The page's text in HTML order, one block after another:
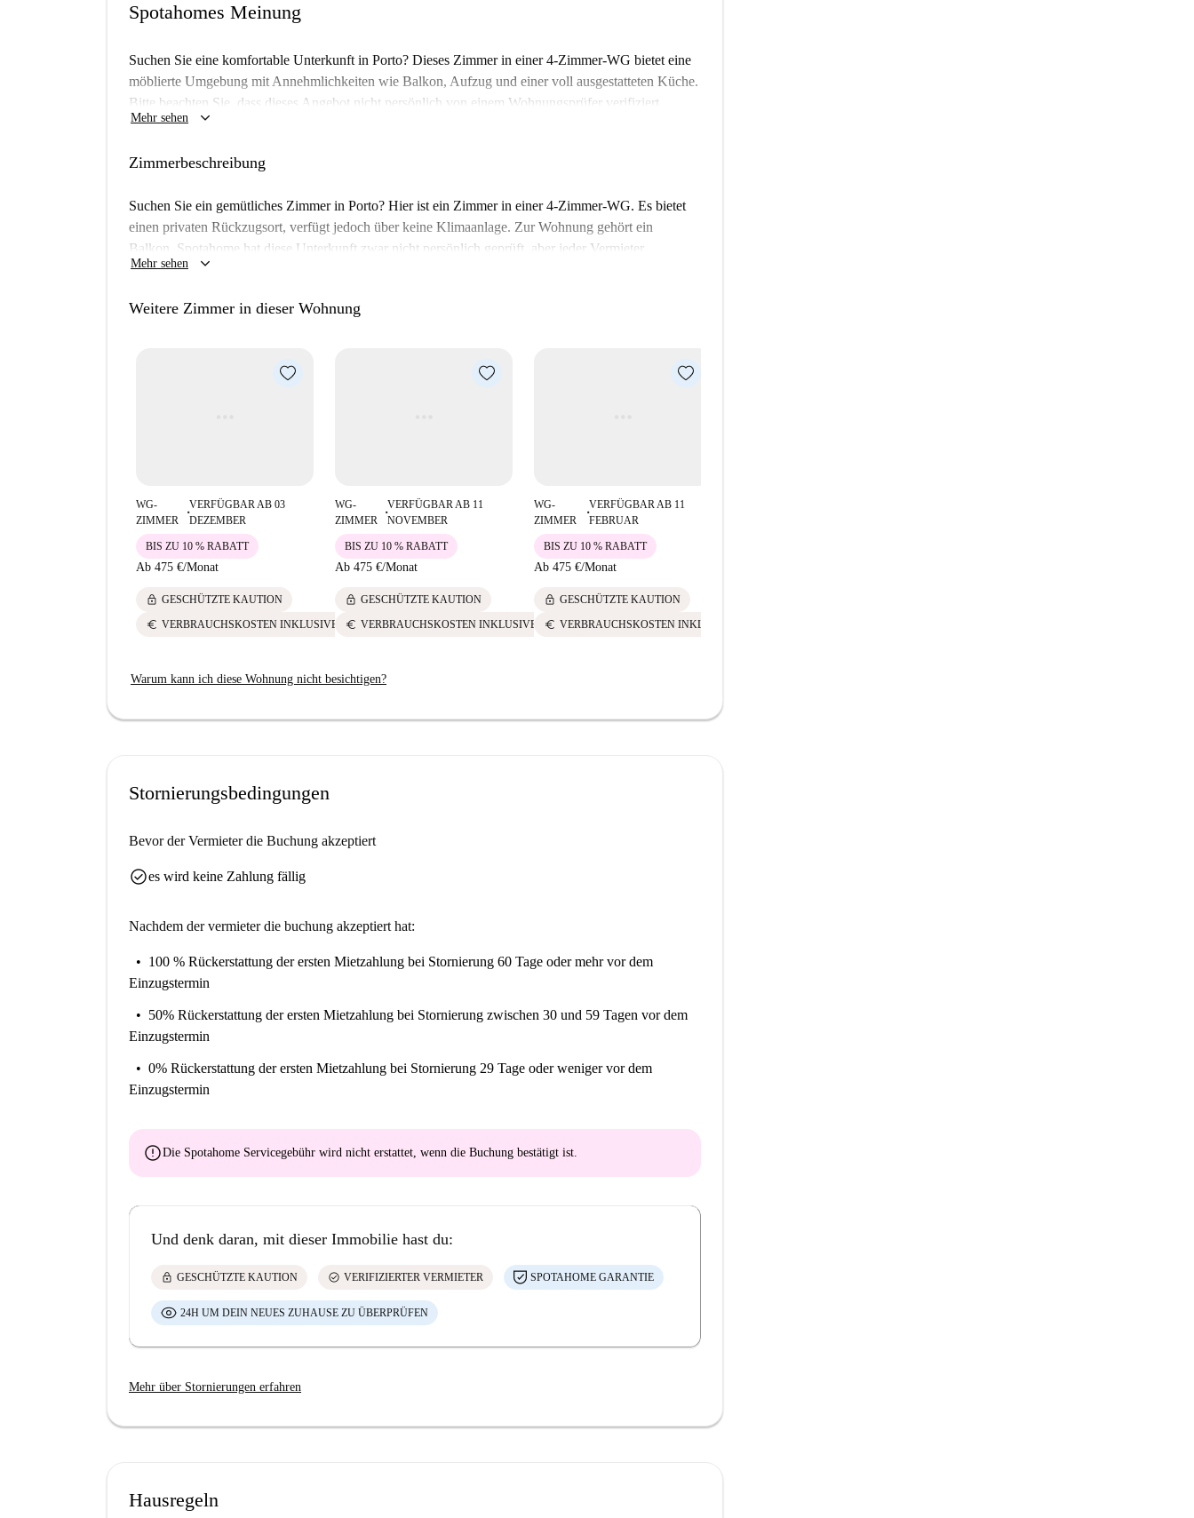
Spotahomes Meinung
Suchen Sie eine komfortable Unterkunft in Porto? Dieses Zimmer in einer 4-Zimmer-WG bietet eine
möblierte Umgebung mit Annehmlichkeiten wie Balkon, Aufzug und einer voll ausgestatteten Küche.
Bitte beachten Sie, dass dieses Angebot nicht persönlich von einem Wohnungsprüfer verifiziert
wurde. Sie können jedoch sicher sein, dass die Vermieter von Spotahome sorgfältig geprüft werden.
In Porto gelegen, befinden sich in unmittelbarer Nähe Top-Sehenswürdigkeiten wie die Universität
Kinderkrankenhaus Maria Pia. Auch Restaurants wie das Bar Almoço Porto und das Café Riviera
sind schnell zu erreichen. Porto bietet ein lebendiges und komfortables Lebensgefühl.
Mehr sehen keyboard_arrow_down
Zimmerbeschreibung
Suchen Sie ein gemütliches Zimmer in Porto? Hier ist ein Zimmer in einer 4-Zimmer-WG. Es bietet
einen privaten Rückzugsort, verfügt jedoch über keine Klimaanlage. Zur Wohnung gehört ein
Balkon. Spotahome hat diese Unterkunft zwar nicht persönlich geprüft, aber jeder Vermieter
durchläuft ein sorgfältiges Auswahlverfahren.
Die Unterkunft befindet sich in der Stadt Porto und ist verkehrsgünstig gelegen. In der Nähe befinden
erreichbar. Die historische Kapelle Capela da Ramada Alta und das ehemalige Kinderkrankenhaus
Mehr sehen keyboard_arrow_down
Weitere Zimmer in dieser Wohnung
WG-
ZIMMER
■
VERFÜGBAR AB 03
DEZEMBER
Ab 475 €/Monat
BIS ZU 10 % RABATT
lock GESCHÜTZTE KAUTION
euro VERBRAUCHSKOSTEN INKLUSIVE
WG-
ZIMMER
■
VERFÜGBAR AB 11
NOVEMBER
Ab 475 €/Monat
BIS ZU 10 % RABATT
lock GESCHÜTZTE KAUTION
euro VERBRAUCHSKOSTEN INKLUSIVE
WG-
ZIMMER
■
VERFÜGBAR AB 11
FEBRUAR
Ab 475 €/Monat
BIS ZU 10 % RABATT
lock GESCHÜTZTE KAUTION
euro VERBRAUCHSKOSTEN INKLUSIVE
Warum kann ich diese Wohnung nicht besichtigen?
Stornierungsbedingungen
Bevor der Vermieter die Buchung akzeptiert
check_circlees wird keine Zahlung fällig
Nachdem der vermieter die buchung akzeptiert hat:
100 % Rückerstattung der ersten Mietzahlung bei Stornierung 60 Tage oder mehr vor dem
Einzugstermin
50% Rückerstattung der ersten Mietzahlung bei Stornierung zwischen 30 und 59 Tagen vor dem
Einzugstermin
0% Rückerstattung der ersten Mietzahlung bei Stornierung 29 Tage oder weniger vor dem
Einzugstermin
errorDie Spotahome Servicegebühr wird nicht erstattet , wenn die Buchung bestätigt ist.
Und denk daran, mit dieser Immobilie hast du:
lock GESCHÜTZTE KAUTION check_circle VERIFIZIERTER VERMIETER SPOTAHOME GARANTIE
24H UM DEIN NEUES ZUHAUSE ZU ÜBERPRÜFEN
Mehr über Stornierungen erfahren
Hausregeln